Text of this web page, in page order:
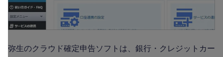
弥生のクラウド確定申告ソフトは、銀行・クレジットカー